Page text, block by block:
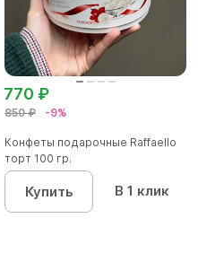
850 ₽ -9%
770 ₽
Конфеты подарочные Raffaello
торт 100 гр.
Купить В 1 клик